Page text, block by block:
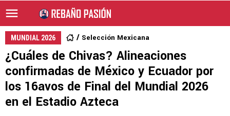
MUNDIAL 2026 Selección Mexicana
¿Cuáles de Chivas? Alineaciones
confirmadas de México y Ecuador por
los 16avos de Final del Mundial 2026
en el Estadio Azteca